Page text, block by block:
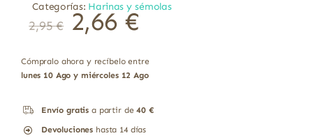
Categorías: Harinas y sémolas
2,95€ El
precio
era:
2,95 €.
2,66 €El
es:
2,66 €.
Cómpralo ahora y recíbelo entre
lunes 10 Ago y miércoles 12 Ago
Envío gratis a partir de40 €
Devoluciones hasta 14 días